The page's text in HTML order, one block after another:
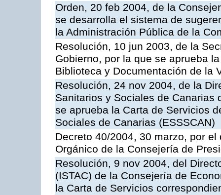
Orden, 20 feb 2004, de la
se desarrolla el sistema de
la Administración Pública de la
Resolución, 10 jun 2003, de la
Gobierno, por la que se aprueba
Biblioteca y Documentación de la
Resolución, 24 nov 2004, de la
Sanitarios y Sociales de Canarias
se aprueba la Carta de Servicios
Sociales de Canarias (ESSSCAN)
Decreto 40/2004, 30 marzo, por
Orgánico de la Consejería de
Resolución, 9 nov 2004, del
(ISTAC) de la Consejería de
la Carta de Servicios